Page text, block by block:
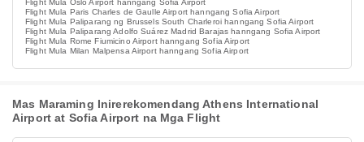
Flight Mula Oslo Airport hanngang Sofia Airport
Flight Mula Paris Charles de Gaulle Airport hanngang Sofia Airport
Flight Mula Paliparang ng Brussels South Charleroi hanngang Sofia Airport
Flight Mula Paliparang Adolfo Suárez Madrid Barajas hanngang Sofia Airport
Flight Mula Rome Fiumicino Airport hanngang Sofia Airport
Flight Mula Milan Malpensa Airport hanngang Sofia Airport
Mas Maraming Inirerekomendang Athens International
Airport at Sofia Airport na Mga Flight